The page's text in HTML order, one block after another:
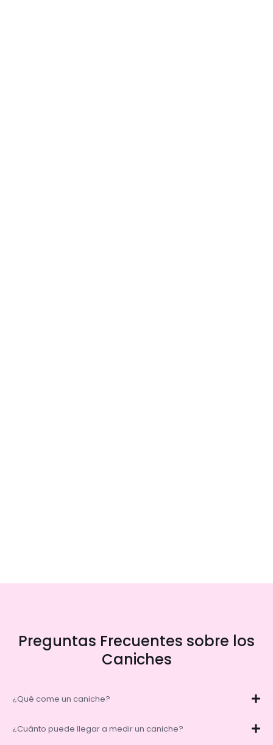
Preguntas Frecuentes sobre los
Caniches
¿Qué come un caniche?
¿Cuánto puede llegar a medir un caniche?